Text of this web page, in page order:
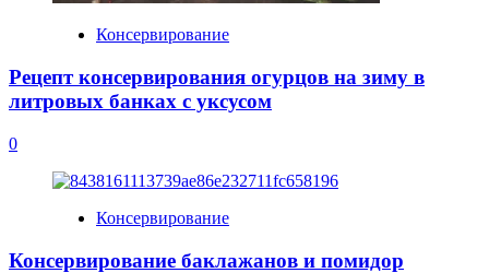
Консервирование
Рецепт консервирования огурцов на зиму в
литровых банках с уксусом
0
Консервирование
Консервирование баклажанов и помидор